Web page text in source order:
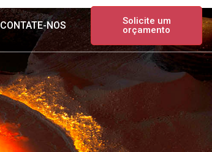
CONTATE-NOS
Solicite um
orçamento